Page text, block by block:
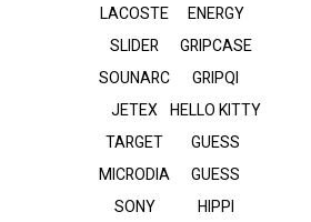
ENERGY
GRIPCASE
GRIPQI
HELLO KITTY
GUESS
GUESS
HIPPI
LACOSTE
SLIDER
SOUNARC
JETEX
TARGET
MICRODIA
SONY